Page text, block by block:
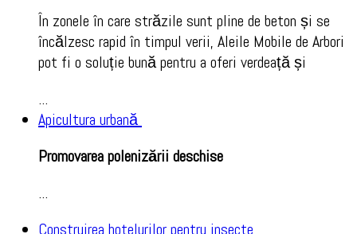
În zonele în care străzile sunt pline de beton și se
încălzesc rapid în timpul verii, Aleile Mobile de Arbori
pot fi o soluție bună pentru a oferi verdeață și
...
Apicultura urbană
Promovarea polenizării deschise
...
Construirea hotelurilor pentru insecte